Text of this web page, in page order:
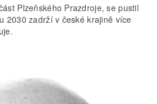
Plzeňského Prazdroje, se pustil
2030 zadrží v české krajině více